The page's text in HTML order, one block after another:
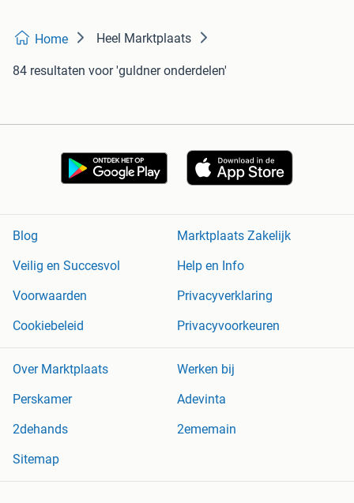
Home Heel Marktplaats
84 resultaten voor 'guldner onderdelen'
Blog
Marktplaats Zakelijk
Veilig en Succesvol
Help en Info
Voorwaarden
Privacyverklaring
Cookiebeleid
Privacyvoorkeuren
Over Marktplaats
Werken bij
Perskamer
Adevinta
2dehands
2ememain
Sitemap